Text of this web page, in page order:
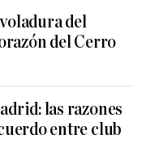
del
del Cerro
las razones
entre club